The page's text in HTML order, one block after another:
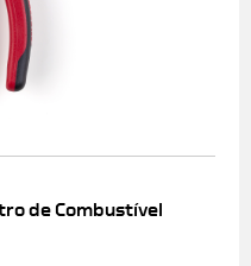
de Combustível